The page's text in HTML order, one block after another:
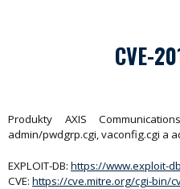
CVE-
Produkty AXIS
admin/pwdgrp.cgi, vaconfig.cgi a
EXPLOIT-DB: https://www.exploit-
CVE: https://cve.mitre.org/cgi-bin/